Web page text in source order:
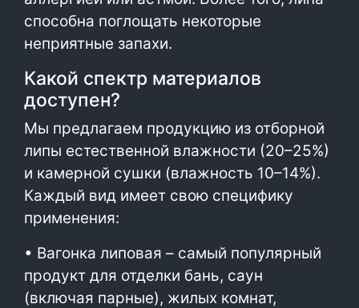
способна поглощать некоторые
неприятные запахи.
Какой спектр материалов
доступен?
Мы предлагаем продукцию из отборной
липы естественной влажности (20–25%)
и камерной сушки (влажность 10–14%).
Каждый вид имеет свою специфику
применения:
• Вагонка липовая – самый популярный
продукт для отделки бань, саун
(включая парные), жилых комнат,